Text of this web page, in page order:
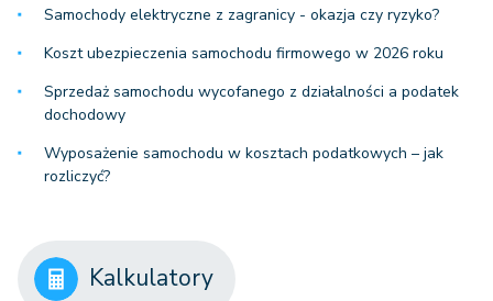
Samochody elektryczne z zagranicy - okazja czy ryzyko?
Koszt ubezpieczenia samochodu firmowego w 2026 roku
Sprzedaż samochodu wycofanego z działalności a podatek
dochodowy
Wyposażenie samochodu w kosztach podatkowych – jak
rozliczyć?
Kalkulatory